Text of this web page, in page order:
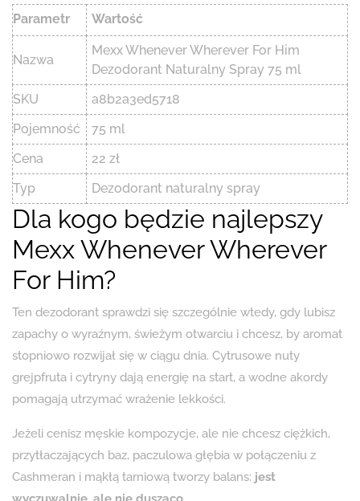
Parametr Wartość
Nazwa
Mexx Whenever Wherever For Him
Dezodorant Naturalny Spray 75 ml
SKU
a8b2a3ed5718
Pojemność
75 ml
Cena
22 zł
Typ
Dezodorant naturalny spray
Dla kogo będzie najlepszy
Mexx Whenever Wherever
For Him?
Ten dezodorant sprawdzi się szczególnie wtedy, gdy lubisz
zapachy o wyraźnym, świeżym otwarciu i chcesz, by aromat
stopniowo rozwijał się w ciągu dnia. Cytrusowe nuty
grejpfruta i cytryny dają energię na start, a wodne akordy
pomagają utrzymać wrażenie lekkości.
Jeżeli cenisz męskie kompozycje, ale nie chcesz ciężkich,
przytłaczających baz, paczulowa głębia w połączeniu z
Cashmeran i mąkłą tarniową tworzy balans: jest